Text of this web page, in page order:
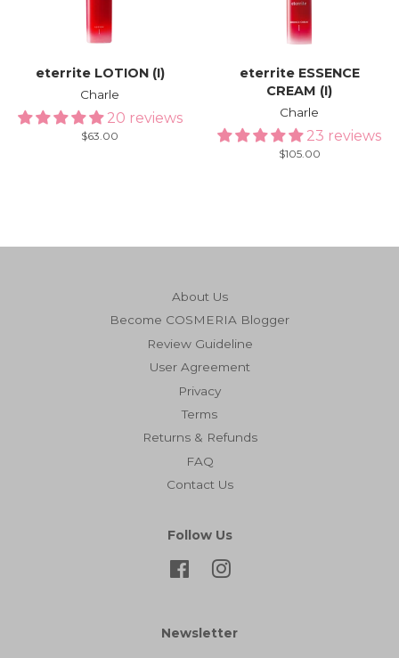
eterrite LOTION (I)
Charle
20 reviews
Regular
$63.00
eterrite ESSENCE
CREAM (I)
Charle
23 reviews
Regular
$105.00
About Us
Become COSMERIA Blogger
Review Guideline
User Agreement
Privacy
Terms
Returns & Refunds
FAQ
Contact Us
Follow Us
FacebookInstagram
Newsletter